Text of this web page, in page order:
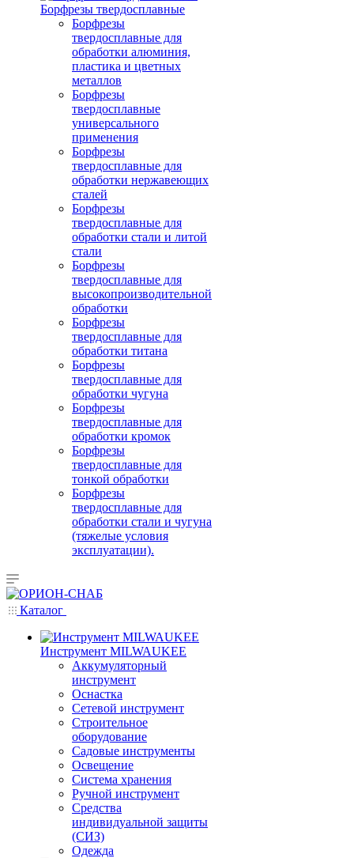
Борфрезы твердосплавные
Борфрезы
твердосплавные для
обработки алюминия,
пластика и цветных
металлов
Борфрезы
твердосплавные
универсального
применения
Борфрезы
твердосплавные для
обработки нержавеющих
сталей
Борфрезы
твердосплавные для
обработки стали и литой
стали
Борфрезы
твердосплавные для
высокопроизводительной
обработки
Борфрезы
твердосплавные для
обработки титана
Борфрезы
твердосплавные для
обработки чугуна
Борфрезы
твердосплавные для
обработки кромок
Борфрезы
твердосплавные для
тонкой обработки
Борфрезы
твердосплавные для
обработки стали и чугуна
(тяжелые условия
эксплуатации).
Каталог
Инструмент MILWAUKEE
Аккумуляторный
инструмент
Оснастка
Сетевой инструмент
Строительное
оборудование
Садовые инструменты
Освещение
Система хранения
Ручной инструмент
Средства
индивидуальной защиты
(СИЗ)
Одежда